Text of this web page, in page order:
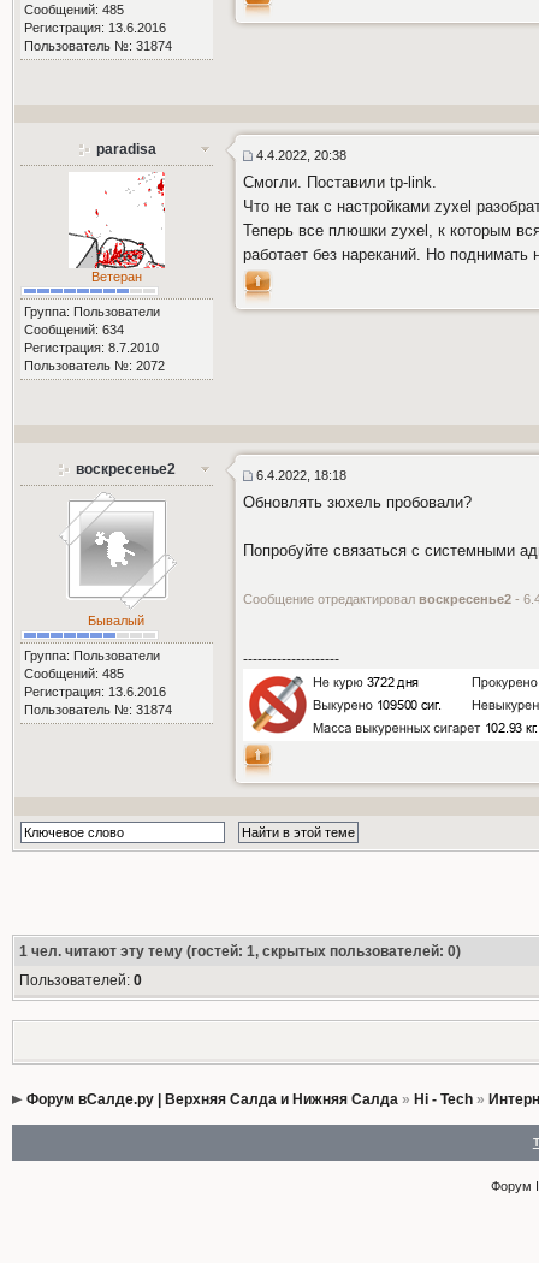
Сообщений: 485
Регистрация: 13.6.2016
Пользователь №: 31874
paradisa
Ветеран
Группа: Пользователи
Сообщений: 634
Регистрация: 8.7.2010
Пользователь №: 2072
4.4.2022, 20:38
Смогли. Поставили tp-link.
Что не так с настройками zyxel
Теперь все плюшки zyxel, к которым
работает без нареканий. Но
воскресенье2
Бывалый
Группа: Пользователи
Сообщений: 485
Регистрация: 13.6.2016
Пользователь №: 31874
6.4.2022, 18:18
Обновлять зюхель пробовали?
Попробуйте связаться с системными
Сообщение отредактировал воскресенье2-
--------------------
1чел. читают эту тему (гостей: 1, скрытых пользователей: 0)
Пользователей: 0
Форум вСалде.ру | Верхняя Салда и Нижняя Салда» Hi - Tech»
Форум